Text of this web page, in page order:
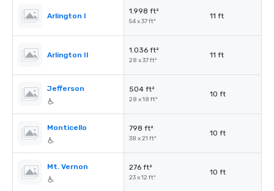
Arlington I
1.998 ft²
54 x 37 ft²
11 ft
Arlington II
1.036 ft²
28 x 37 ft²
11 ft
Jefferson 504 ft²
28 x 18 ft²
10 ft
Monticello 798 ft²
38 x 21 ft²
10 ft
Mt. Vernon 276 ft²
23 x 12 ft²
10 ft